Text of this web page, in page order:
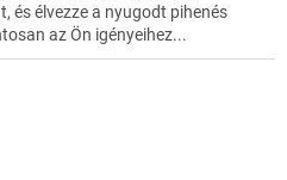
és élvezze a nyugodt pihenés
az Ön igényeihez...